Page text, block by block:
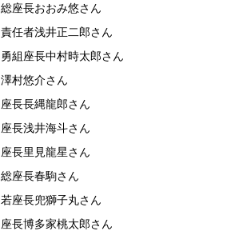
総座長おおみ悠さん
責任者浅井正二郎さん
勇組座長中村時太郎さん
澤村悠介さん
座長長縄龍郎さん
座長浅井海斗さん
座長里見龍星さん
総座長春駒さん
若座長兜獅子丸さん
座長博多家桃太郎さん